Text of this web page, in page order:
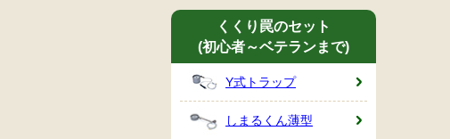
くくり罠のセット
(初心者～ベテランまで)
Y式トラップ
しまるくん薄型